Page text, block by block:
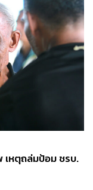
หตุถล่มป้อม ชรบ.